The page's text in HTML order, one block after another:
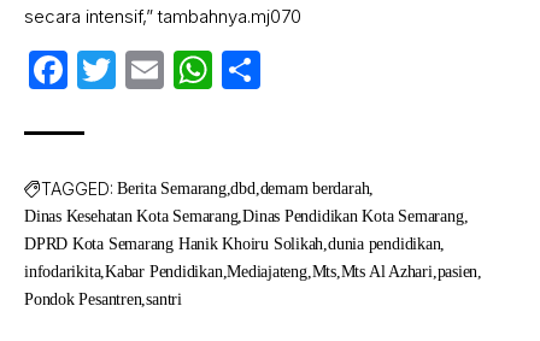
secara intensif,” tambahnya.mj070
Facebook
Twitter
EmailWhatsApp
TAGGED: Berita Semarang dbd demam berdarah
Dinas Kesehatan Kota Semarang Dinas Pendidikan Kota Semarang
DPRD Kota Semarang Hanik Khoiru Solikah dunia pendidikan
infodarikita Kabar Pendidikan Mediajateng Mts Mts Al Azhari pasien
Pondok Pesantren santri